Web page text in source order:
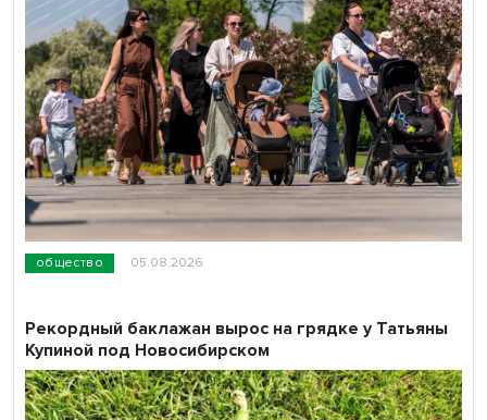
общество 05.08.2026
Рекордный баклажан вырос на грядке у Татьяны
Купиной под Новосибирском